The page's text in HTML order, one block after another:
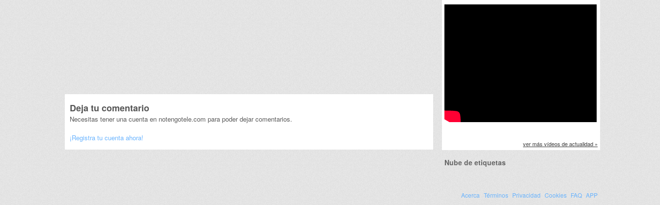
Deja tu comentario
Necesitas tener una cuenta en notengotele.com para poder dejar comentarios.
¡Registra tu cuenta ahora!
ver más vídeos de actualidad »
Nube de etiquetas
Acerca Términos Privacidad Cookies FAQ APP